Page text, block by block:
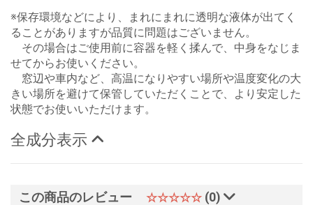
※保存環境などにより、まれにまれに透明な液体が出てく
ることがありますが品質に問題はございません。
その場合はご使用前に容器を軽く揉んで、中身をなじま
せてからお使いください。
窓辺や車内など、高温になりやすい場所や温度変化の大
きい場所を避けて保管していただくことで、より安定した
状態でお使いいただけます。
全成分表示
この商品のレビュー ☆☆☆☆☆ (0)